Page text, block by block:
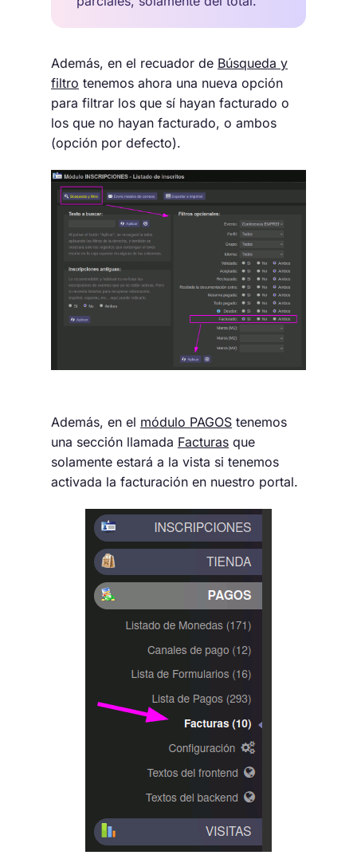
Además, en el recuador de Búsqueda y
filtro tenemos ahora una nueva opción
para filtrar los que sí hayan facturado o
los que no hayan facturado, o ambos
(opción por defecto).
Además, en el módulo PAGOS tenemos
una sección llamada Facturas que
solamente estará a la vista si tenemos
activada la facturación en nuestro portal.